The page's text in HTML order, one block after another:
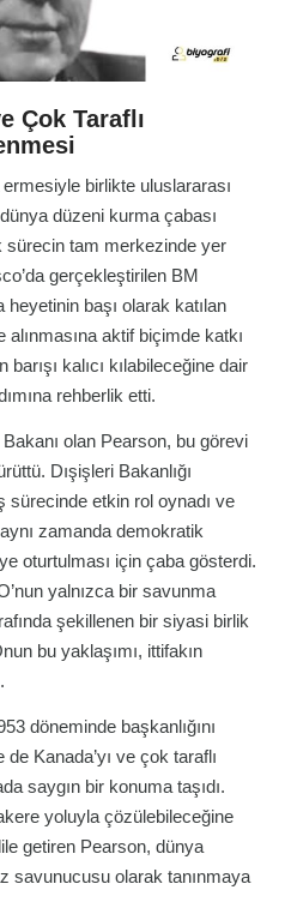
Çok Taraflı
ermesiyle birlikte uluslararası
düzeni kurma çabası
sürecin tam merkezinde yer
gerçekleştirilen BM
heyetinin başı olarak katılan
alınmasına aktif biçimde katkı
kalıcı kılabileceğine dair
rehberlik etti.
Bakanı olan Pearson, bu görevi
Dışişleri Bakanlığı
sürecinde etkin rol oynadı ve
zamanda demokratik
oturtulması için çaba gösterdi.
yalnızca bir savunma
şekillenen bir siyasi birlik
bu yaklaşımı, ittifakın
döneminde başkanlığını
Kanada’yı ve çok taraflı
saygın bir konuma taşıdı.
yoluyla çözülebileceğine
getiren Pearson, dünya
savunucusu olarak tanınmaya